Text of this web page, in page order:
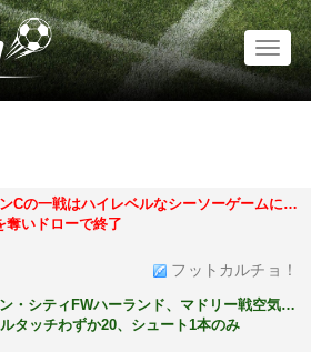
Cの一戦はハイレベルなシーソーゲームに…
奪いドローで終了
フットカルチョ！
・シティFWハーランド、マドリー戦空気…
タッチわずか20、シュート1本のみ